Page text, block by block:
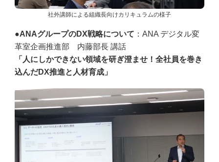
社外講師による組織長向けカリキュラムの様子
●ANAグループのDX戦略について ：ANA デジタル変
革室企画推進部 内藤部長 講話
「人にしかできない領域を研ぎ澄ませ！全社員を巻き
込んだDX推進と人材育成」